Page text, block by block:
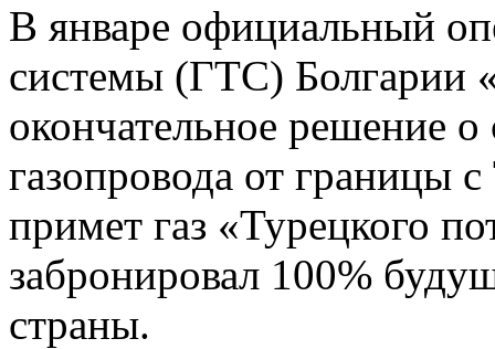
В январе официальный
системы (ГТС) Болгарии
окончательное решение о
газопровода от границы
примет газ «Турецкого
забронировал 100%
страны.